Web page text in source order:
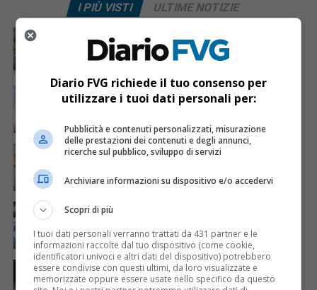
I PIÙ VISTI ULTIME NOTIZIE
Acqua da usare con cautela nell’Udinese: ecco tutte
le frazioni sotto osservazione
ECONOMIA & LAVORO 2 giorni fa
Bollette più leggere nei condomini, nuovo bando FVG
CRONACA & ATTUALITÀ 6 giorni fa
Mattia Ranghetti muore a 29 anni dopo la
folgorazione alle Ferriere Nord di Osoppo
CRONACA & ATTUALITÀ
Arrivano 142 nuovi poliziotti in Friuli-Venezia Giulia:
61 saranno assegnati a Trieste
CRONACA & ATTUALITÀ 2 giorni fa
Due terremoti in poche ore scuotono la Croazia: la
Diario FVG richiede il tuo consenso per
utilizzare i tuoi dati personali per:
Pubblicità e contenuti personalizzati, misurazione
delle prestazioni dei contenuti e degli annunci,
ricerche sul pubblico, sviluppo di servizi
Archiviare informazioni su dispositivo e/o accedervi
Scopri di più
I tuoi dati personali verranno trattati da 431 partner e le
informazioni raccolte dal tuo dispositivo (come cookie,
identificatori univoci e altri dati del dispositivo) potrebbero
essere condivise con questi ultimi, da loro visualizzate e
memorizzate oppure essere usate nello specifico da questo